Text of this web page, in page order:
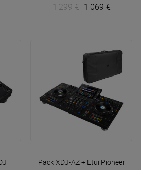
1 299 € 1 069 €
Pack XDJ-AZ + Etui Pioneer DJ